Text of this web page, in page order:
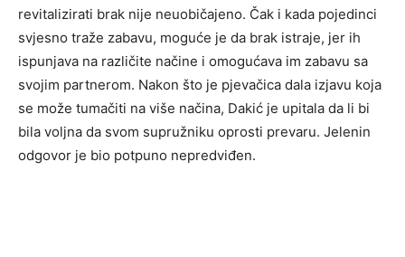
revitalizirati brak nije neuobičajeno. Čak i kada pojedinci
svjesno traže zabavu, moguće je da brak istraje, jer ih
ispunjava na različite načine i omogućava im zabavu sa
svojim partnerom. Nakon što je pjevačica dala izjavu koja
se može tumačiti na više načina, Dakić je upitala da li bi
bila voljna da svom supružniku oprosti prevaru. Jelenin
odgovor je bio potpuno nepredviđen.